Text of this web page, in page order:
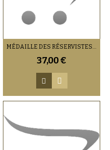
MÉDAILLE DES RÉSERVISTES VOLONTAIRES DE DÉFENSE ET DE SÉCURITÉ INTÉRIEURE
37,00 €